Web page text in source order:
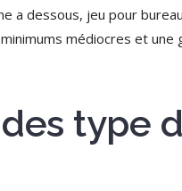
a dessous, jeu pour
médiocres et
type